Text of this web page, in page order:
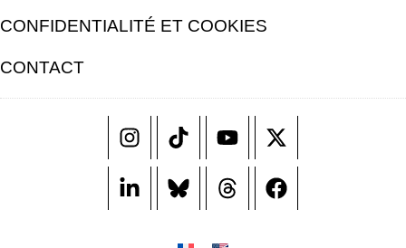
CONFIDENTIALITÉ ET COOKIES
CONTACT